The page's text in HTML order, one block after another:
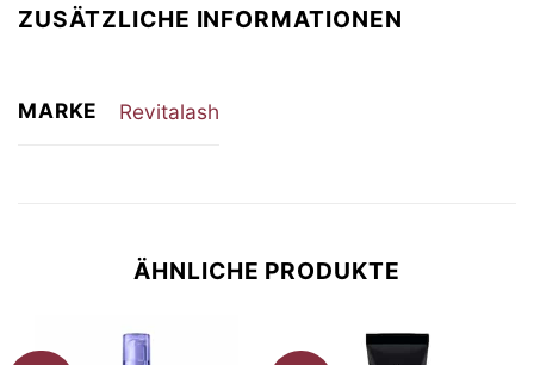
ZUSÄTZLICHE INFORMATIONEN
MARKE Revitalash
ÄHNLICHE PRODUKTE